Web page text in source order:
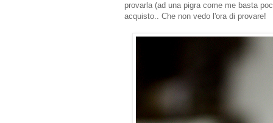
provarla (ad una pigra come me basta
acquisto.. Che non vedo l'ora di provare!